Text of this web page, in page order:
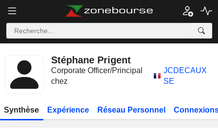
Stéphane Prigent
Corporate Officer/Principal
chez
JCDECAUX
SE
Synthèse Expérience Réseau Personnel